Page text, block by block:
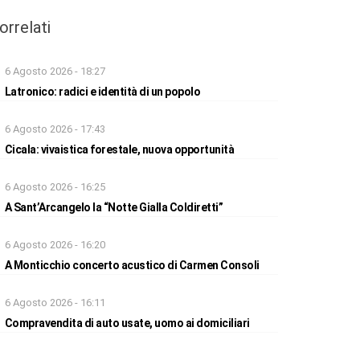
6 Agosto 2026 - 18:27
Latronico: radici e identità di un popolo
6 Agosto 2026 - 17:43
Cicala: vivaistica forestale, nuova opportunità
6 Agosto 2026 - 16:25
A Sant’Arcangelo la “Notte Gialla Coldiretti”
6 Agosto 2026 - 16:20
A Monticchio concerto acustico di Carmen Consoli
6 Agosto 2026 - 16:11
Compravendita di auto usate, uomo ai domiciliari